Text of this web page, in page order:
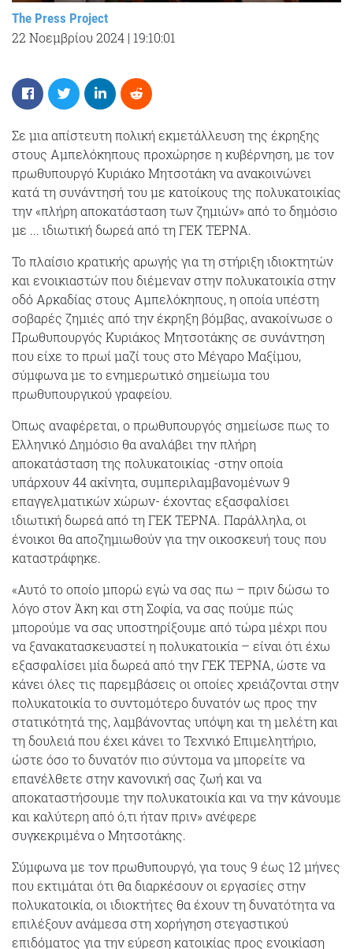
The Press Project
22 Νοεμβρίου 2024 | 19:10:01
Σε μια απίστευτη πολική εκμετάλλευση της έκρηξης
στους Αμπελόκηπους προχώρησε η κυβέρνηση, με τον
πρωθυπουργό Κυριάκο Μητσοτάκη να ανακοινώνει
κατά τη συνάντησή του με κατοίκους της πολυκατοικίας
την «πλήρη αποκατάσταση των ζημιών» από το δημόσιο
με ... ιδιωτική δωρεά από τη ΓΕΚ ΤΕΡΝΑ.
Το πλαίσιο κρατικής αρωγής για τη στήριξη ιδιοκτητών
και ενοικιαστών που διέμεναν στην πολυκατοικία στην
οδό Αρκαδίας στους Αμπελόκηπους, η οποία υπέστη
σοβαρές ζημιές από την έκρηξη βόμβας, ανακοίνωσε ο
Πρωθυπουργός Κυριάκος Μητσοτάκης σε συνάντηση
που είχε το πρωί μαζί τους στο Μέγαρο Μαξίμου,
σύμφωνα με το ενημερωτικό σημείωμα του
πρωθυπουργικού γραφείου.
Όπως αναφέρεται, ο πρωθυπουργός σημείωσε πως το
Ελληνικό Δημόσιο θα αναλάβει την πλήρη
αποκατάσταση της πολυκατοικίας -στην οποία
υπάρχουν 44 ακίνητα, συμπεριλαμβανομένων 9
επαγγελματικών χώρων- έχοντας εξασφαλίσει
ιδιωτική δωρεά από τη ΓΕΚ ΤΕΡΝΑ. Παράλληλα, οι
ένοικοι θα αποζημιωθούν για την οικοσκευή τους που
καταστράφηκε.
«Αυτό το οποίο μπορώ εγώ να σας πω – πριν δώσω το
λόγο στον Άκη και στη Σοφία, να σας πούμε πώς
μπορούμε να σας υποστηρίξουμε από τώρα μέχρι που
να ξανακατασκευαστεί η πολυκατοικία – είναι ότι έχω
εξασφαλίσει μία δωρεά από την ΓΕΚ ΤΕΡΝΑ, ώστε να
κάνει όλες τις παρεμβάσεις οι οποίες χρειάζονται στην
πολυκατοικία το συντομότερο δυνατόν ως προς την
στατικότητά της, λαμβάνοντας υπόψη και τη μελέτη και
τη δουλειά που έχει κάνει το Τεχνικό Επιμελητήριο,
ώστε όσο το δυνατόν πιο σύντομα να μπορείτε να
επανέλθετε στην κανονική σας ζωή και να
αποκαταστήσουμε την πολυκατοικία και να την κάνουμε
και καλύτερη από ό,τι ήταν πριν» ανέφερε
συγκεκριμένα ο Μητσοτάκης.
Σύμφωνα με τον πρωθυπουργό, για τους 9 έως 12 μήνες
που εκτιμάται ότι θα διαρκέσουν οι εργασίες στην
πολυκατοικία, οι ιδιοκτήτες θα έχουν τη δυνατότητα να
επιλέξουν ανάμεσα στη χορήγηση στεγαστικού
επιδόματος για την εύρεση κατοικίας προς ενοικίαση